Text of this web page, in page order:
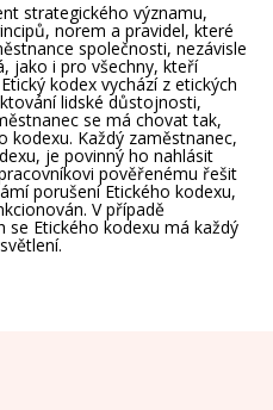
strategického významu,
norem a pravidel, které
společnosti, nezávisle
jako i pro všechny, kteří
kodex vychází z etických
lidské důstojnosti,
se má chovat tak,
kodexu. Každý zaměstnanec,
je povinný ho nahlásit
pověřenému řešit
porušení Etického kodexu,
V případě
se Etického kodexu má každý